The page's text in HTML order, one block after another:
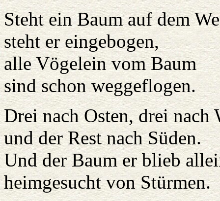
Steht ein Baum auf dem
steht er eingebogen,
alle Vögelein vom Baum
sind schon weggeflogen.
Drei nach Osten, drei nach
und der Rest nach Süden.
Und der Baum er blieb
heimgesucht von Stürmen.